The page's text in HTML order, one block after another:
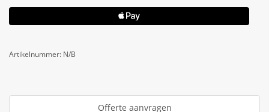
Artikelnummer: N/B
Offerte aanvragen